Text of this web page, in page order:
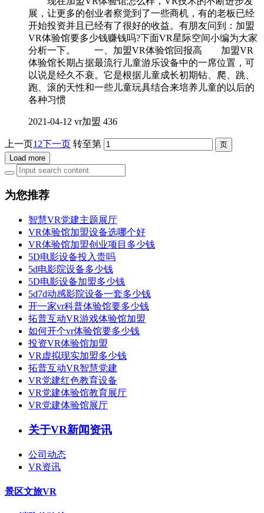
展，让更多的创业者察觉到了一些商机，有的老板已经
开始投资并且已经有了很好的收益。有朋友问到：加盟
VR体验馆要多少钱赚钱吗?下面VR星际空间小编为大家
分析一下。 一、加盟VR体验馆回报高 加盟VR
体验馆长期占据最流行儿童游乐设备中的一席位置，可
以说是经久不衰。它是根据儿童成长初期钻、爬、跳、
跑、滚的天性和一些儿童玩具结合来培养儿童的以后的
各种习惯
2021-04-12 vr加盟 436
上一页1 2下一页 转至第
Load more
为您推荐
智慧VR党建主题展厅
VR体验馆加盟设备选哪个好
VR体验馆加盟创业项目多少钱
5D电影设备投入贵吗
5d电影院设备多少钱
5D电影设备加盟多少钱
5d7d动感影院设备一套多少钱
开一家vr科普体验馆要多少钱
拓普互动VR游戏体验馆加盟
如何开个vr体验馆要多少钱
投资VR体验馆加盟
VR虚拟现实加盟多少钱
拓普互动VR智慧党建
VR党建红色教育设备
VR党建体验馆教育展厅
VR党建体验馆展厅
关于VR新闻资讯
公司动态
VR资讯
景区文旅VR